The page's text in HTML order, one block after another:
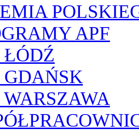
APF
ŁÓDŹ
GDAŃSK
WARSZAWA